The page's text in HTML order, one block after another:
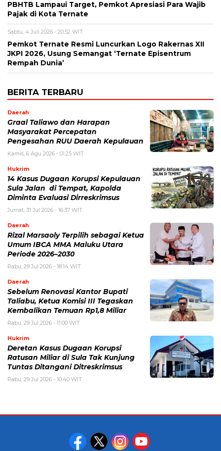
PBHTB Lampaui Target, Pemkot Apresiasi Para Wajib
Pajak di Kota Ternate
Sabtu, 4 Juli 2026 - 20:52 WIT
Pemkot Ternate Resmi Luncurkan Logo Rakernas XII
JKPI 2026, Usung Semangat ‘Ternate Episentrum
Rempah Dunia’
BERITA TERBARU
Daerah
Graal Taliawo dan Harapan
Masyarakat Percepatan
Pengesahan RUU Daerah Kepulauan
Kamis, 6 Agu 2026 - 01:25 WIT
Hukrim
14 Kasus Dugaan Korupsi Kepulauan
Sula Jalan di Tempat, Kapolda
Diminta Evaluasi Dirreskrimsus
Jumat, 31 Jul 2026 - 16:37 WIT
Daerah
Rizal Marsaoly Terpilih sebagai Ketua
Umum IBCA MMA Maluku Utara
Periode 2026–2030
Rabu, 29 Jul 2026 - 18:14 WIT
Daerah
Sebelum Renovasi Kantor Bupati
Taliabu, Ketua Komisi III Tegaskan
Kembalikan Temuan Rp1,8 Miliar
Rabu, 29 Jul 2026 - 11:00 WIT
Hukrim
Deretan Kasus Dugaan Korupsi
Ratusan Miliar di Sula Tak Kunjung
Tuntas Ditangani Ditreskrimsus
Rabu, 29 Jul 2026 - 10:40 WIT